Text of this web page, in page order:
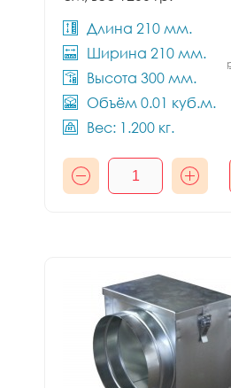
Длина 210 мм.
Ширина 210 мм.
Высота 300 мм.
Объём 0.01 куб.м.
Вес: 1.200 кг.